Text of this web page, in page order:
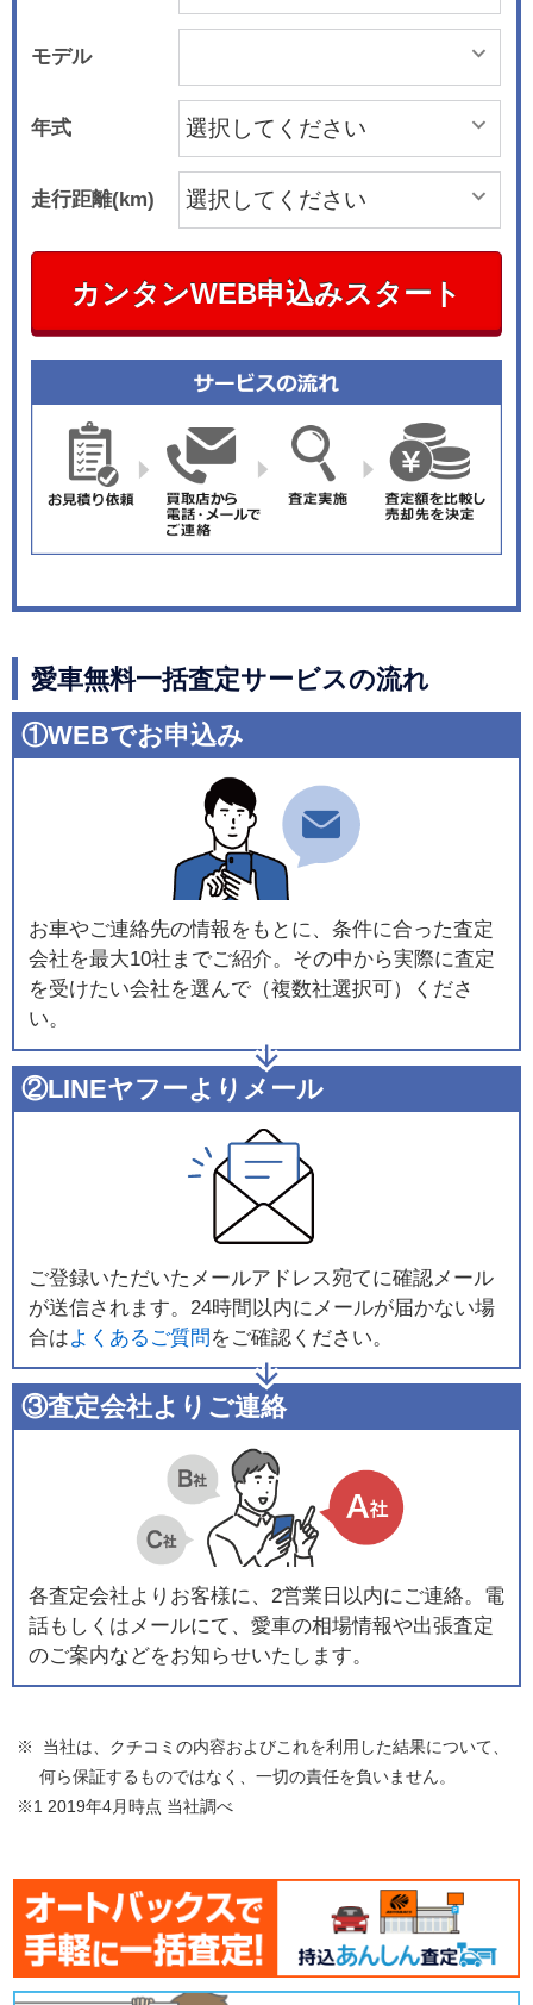
モデル
年式
走行距離(km)
カンタンWEB申込みスタート
愛車無料一括査定サービスの流れ
①WEBでお申込み
お車やご連絡先の情報をもとに、条件に合った査定
会社を最大10社までご紹介。その中から実際に査定
を受けたい会社を選んで（複数社選択可）くださ
い。
②LINEヤフーよりメール
ご登録いただいたメールアドレス宛てに確認メール
が送信されます。24時間以内にメールが届かない場
合はよくあるご質問 をご確認ください。
③査定会社よりご連絡
各査定会社よりお客様に、2営業日以内にご連絡。電
話もしくはメールにて、愛車の相場情報や出張査定
のご案内などをお知らせいたします。
※ 当社は、クチコミの内容およびこれを利用した結果について、
何ら保証するものではなく、一切の責任を負いません。
※1 2019年4月時点 当社調べ